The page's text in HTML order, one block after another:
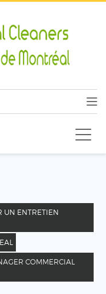
UN ENTRETIEN
COMMERCIAL